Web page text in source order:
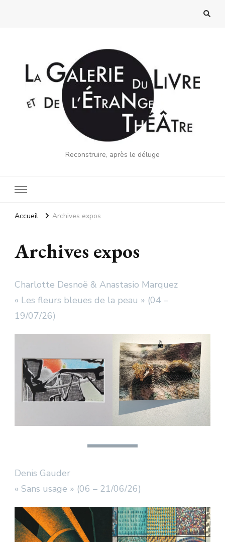
Reconstruire, après le déluge
Accueil Archives expos
Archives expos
Charlotte Desnoë & Anastasio Marquez
« Les fleurs bleues de la peau » (04 –
19/07/26)
Denis Gauder
« Sans usage » (06 – 21/06/26)